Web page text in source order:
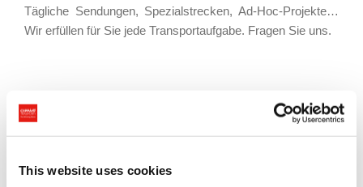
This website uses cookies
Tägliche Sendungen, Spezialstrecken, Ad-Hoc-Projekte…
Wir erfüllen für Sie jede Transportaufgabe. Fragen Sie uns.
Dies sind unsere
Transportdienstleistungen im